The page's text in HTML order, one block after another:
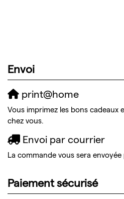
Envoi
print@home
Vous imprimez les bons cadeaux
chez vous.
Envoi par courrier
La commande vous sera envoyée
Paiement sécurisé